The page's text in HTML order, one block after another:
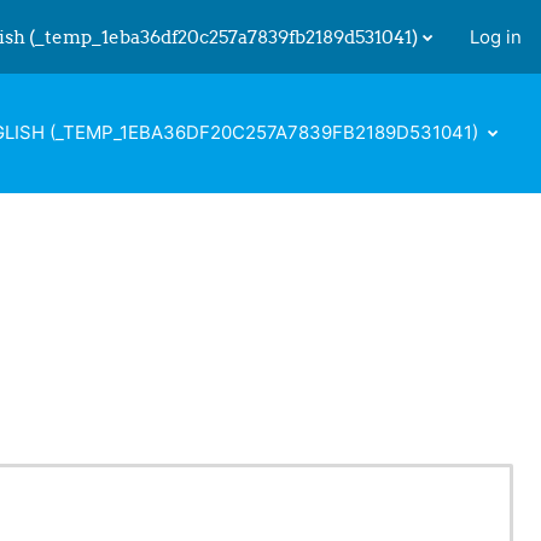
input
‎(_temp_1eba36df20c257a7839fb2189d531041)‎ Log in
‎(_TEMP_1EBA36DF20C257A7839FB2189D531041)‎